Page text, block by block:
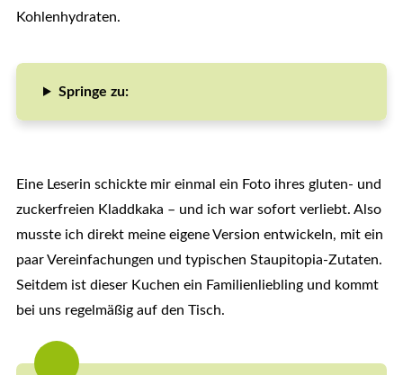
Kohlenhydraten.
Springe zu:
Eine Leserin schickte mir einmal ein Foto ihres gluten- und
zuckerfreien Kladdkaka – und ich war sofort verliebt. Also
musste ich direkt meine eigene Version entwickeln, mit ein
paar Vereinfachungen und typischen Staupitopia-Zutaten.
Seitdem ist dieser Kuchen ein Familienliebling und kommt
bei uns regelmäßig auf den Tisch.